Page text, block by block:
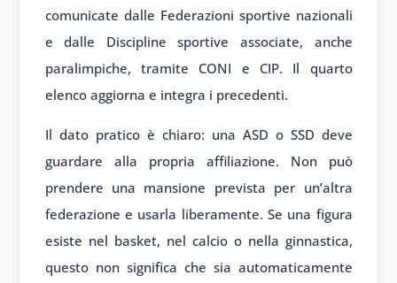
comunicate dalle Federazioni sportive nazionali
e dalle Discipline sportive associate, anche
paralimpiche, tramite CONI e CIP. Il quarto
elenco aggiorna e integra i precedenti.
Il dato pratico è chiaro: una ASD o SSD deve
guardare alla propria affiliazione. Non può
prendere una mansione prevista per un’altra
federazione e usarla liberamente. Se una figura
esiste nel basket, nel calcio o nella ginnastica,
questo non significa che sia automaticamente